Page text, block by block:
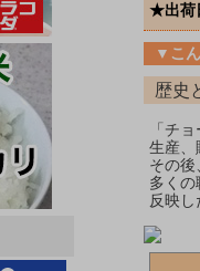
★出荷
▼こ
歴史
「チ
生産、
その後
多く
反映